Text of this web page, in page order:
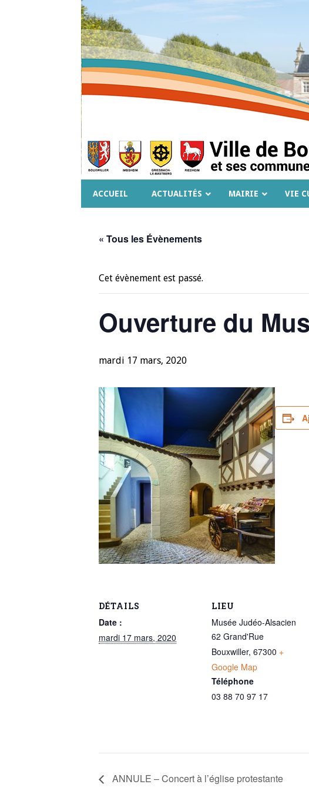
ACCUEIL ACTUALITÉS MAIRIE VIE
« Tous les Évènements
Cet évènement est passé.
Ouverture du
mardi 17 mars, 2020
DÉTAILS
Date :
mardi 17 mars, 2020
LIEU
Musée Judéo-Alsacien
62 Grand'Rue
Bouxwiller, 67300 +
Google Map
Téléphone
03 88 70 97 17
ANNULE – Concert à l’église protestante